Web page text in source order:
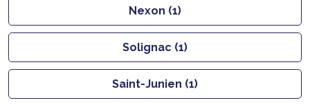
Nexon (1)
Solignac (1)
Saint-Junien (1)